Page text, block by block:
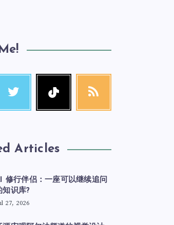
Articles
修行伴侣：一座可以继续追问
知识库?
27, 2026